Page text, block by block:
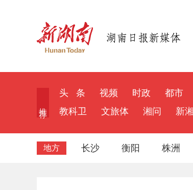
头 条 视频 时政 都市
教科卫
文旅体 湘问 新
地方 长沙 衡阳 株洲